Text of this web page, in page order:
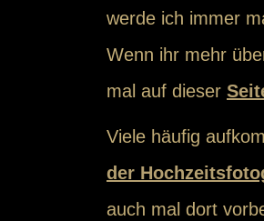
werde ich immer
Wenn ihr mehr
mal auf dieser
Viele häufig
der
auch mal dort